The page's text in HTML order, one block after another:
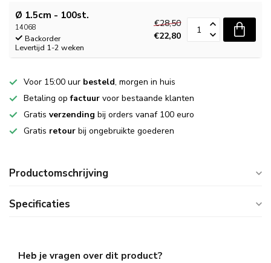
Ø 1.5cm - 100st.
14068
Backorder
Levertijd 1-2 weken
€28,50
€22,80
Voor 15:00 uur besteld, morgen in huis
Betaling opfactuur voor bestaande klanten
Gratis verzending bij orders vanaf 100 euro
Gratis retour bij ongebruikte goederen
Productomschrijving
Specificaties
Heb je vragen over dit product?